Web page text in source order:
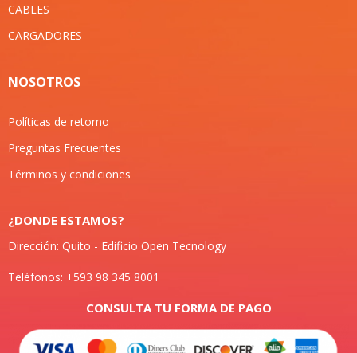
CABLES
CARGADORES
NOSOTROS
Políticas de retorno
Preguntas Frecuentes
Términos y condiciones
¿DONDE ESTAMOS?
Dirección: Quito - Edificio Open Tecnology
Teléfonos: +593 98 345 8001
CONSULTA TU FORMA DE PAGO